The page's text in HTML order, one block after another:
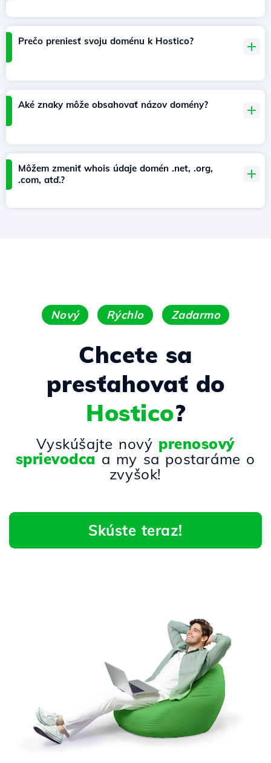
Prečo preniesť svoju doménu k Hostico?
Aké znaky môže obsahovať názov domény?
Môžem zmeniť whois údaje domén .net, .org,
.com, atď.?
Nový Rýchlo Zadarmo
Chcete sa
presťahovať do
Hostico?
Vyskúšajte nový prenosový
sprievodca a my sa postaráme o
zvyšok!
Skúste teraz!